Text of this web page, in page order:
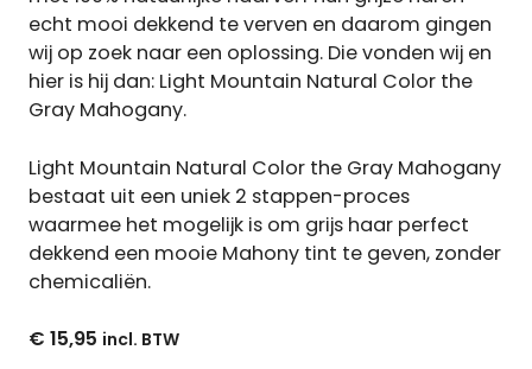
echt mooi dekkend te verven en daarom gingen
wij op zoek naar een oplossing. Die vonden wij en
hier is hij dan: Light Mountain Natural Color the
Gray Mahogany.
Light Mountain Natural Color the Gray Mahogany
bestaat uit een uniek 2 stappen-proces
waarmee het mogelijk is om grijs haar perfect
dekkend een mooie Mahony tint te geven, zonder
chemicaliën.
€ 15,95